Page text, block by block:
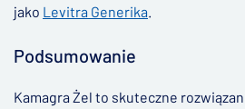
jako Levitra Generika.
Podsumowanie
Kamagra Żel to skuteczne